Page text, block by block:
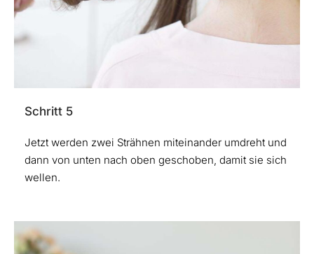
Schritt 5
Jetzt werden zwei Strähnen miteinander umdreht und
dann von unten nach oben geschoben, damit sie sich
wellen.